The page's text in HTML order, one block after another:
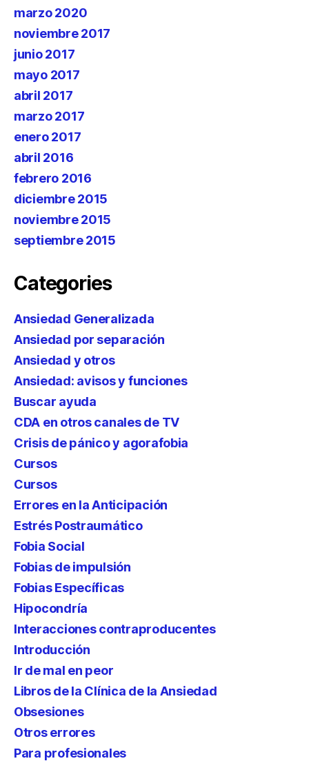
marzo 2020
noviembre 2017
junio 2017
mayo 2017
abril 2017
marzo 2017
enero 2017
abril 2016
febrero 2016
diciembre 2015
noviembre 2015
septiembre 2015
Categories
Ansiedad Generalizada
Ansiedad por separación
Ansiedad y otros
Ansiedad: avisos y funciones
Buscar ayuda
CDA en otros canales de TV
Crisis de pánico y agorafobia
Cursos
Cursos
Errores en la Anticipación
Estrés Postraumático
Fobia Social
Fobias de impulsión
Fobias Específicas
Hipocondría
Interacciones contraproducentes
Introducción
Ir de mal en peor
Libros de la Clínica de la Ansiedad
Obsesiones
Otros errores
Para profesionales